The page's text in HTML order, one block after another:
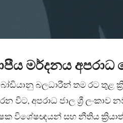
මර්දනය
බලධාරීන් තම රට තුළ
විට, අපරාධ ජාල ශ්‍රී
විශේෂඥයන් සහ නීතිය